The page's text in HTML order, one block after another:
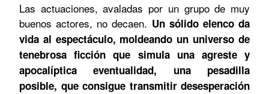
Las actuaciones, avaladas por un grupo de muy
buenos actores, no decaen. Un sólido elenco da
vida al espectáculo, moldeando un universo de
tenebrosa ficción que simula una agreste y
apocalíptica eventualidad, una pesadilla
posible, que consigue transmitir desesperación